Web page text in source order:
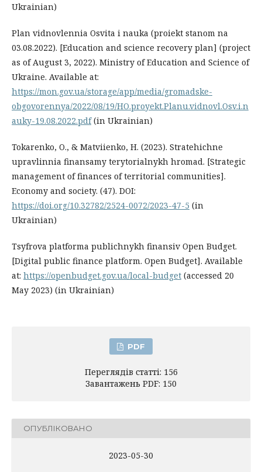
Ukrainian)
Plan vidnovlennia Osvita i nauka (proiekt stanom na
03.08.2022). [Education and science recovery plan] (project
as of August 3, 2022). Ministry of Education and Science of
Ukraine. Available at:
https://mon.gov.ua/storage/app/media/gromadske-
obgovorennya/2022/08/19/HO.proyekt.Planu.vidnovl.Osv.i.n
auky-19.08.2022.pdf(in Ukrainian)
Tokarenko, O., & Matviienko, H. (2023). Stratehichne
upravlinnia finansamy terytorialnykh hromad. [Strategic
management of finances of territorial communities].
Economy and society. (47). DOI:
https://doi.org/10.32782/2524-0072/2023-47-5 (in
Ukrainian)
Tsyfrova platforma publichnykh finansiv Open Budget.
[Digital public finance platform. Open Budget]. Available
at: https://openbudget.gov.ua/local-budget (accessed 20
May 2023) (in Ukrainian)
PDF
Переглядів статті: 156
Завантажень PDF: 150
ОПУБЛІКОВАНО
2023-05-30